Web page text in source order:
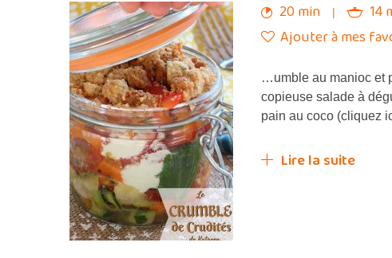
20 min 14
Ajouter à mes
…umble au manioc et
copieuse salade à
pain au coco (cliquez
Lire la suite